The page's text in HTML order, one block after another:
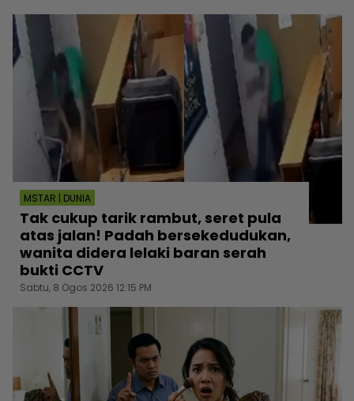
MSTAR | DUNIA
Tak cukup tarik rambut, seret pula
atas jalan! Padah bersekedudukan,
wanita didera lelaki baran serah
bukti CCTV
Sabtu, 8 Ogos 2026 12:15 PM